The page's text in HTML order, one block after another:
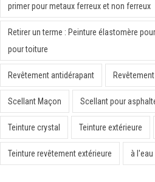
primer pour metaux ferreux et non ferreux
Retirer un terme : Peinture élastomère
pour toiture
Revêtement antidérapant
Scellant Maçon Scellant pour
Teinture crystal Teinture extérieure
Teinture revêtement extérieure à l'eau